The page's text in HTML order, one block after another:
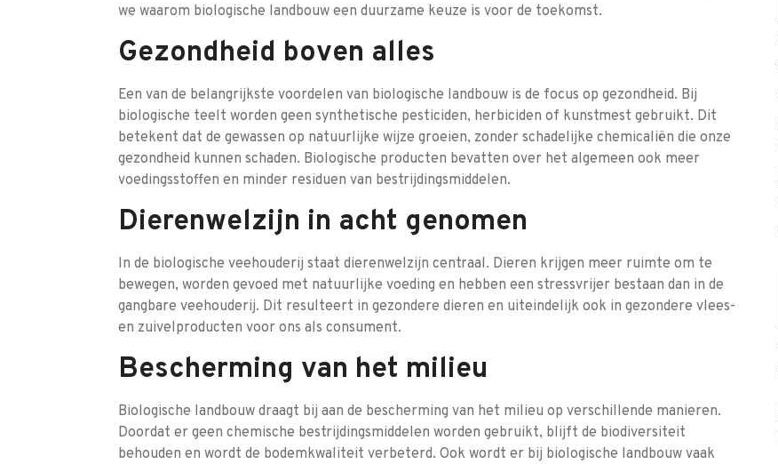
we waarom biologische landbouw een duurzame keuze is voor de toekomst.
Gezondheid boven alles
Een van de belangrijkste voordelen van biologische landbouw is de focus op gezondheid. Bij
biologische teelt worden geen synthetische pesticiden, herbiciden of kunstmest gebruikt. Dit
betekent dat de gewassen op natuurlijke wijze groeien, zonder schadelijke chemicaliën die onze
gezondheid kunnen schaden. Biologische producten bevatten over het algemeen ook meer
voedingsstoffen en minder residuen van bestrijdingsmiddelen.
Dierenwelzijn in acht genomen
In de biologische veehouderij staat dierenwelzijn centraal. Dieren krijgen meer ruimte om te
bewegen, worden gevoed met natuurlijke voeding en hebben een stressvrijer bestaan dan in de
gangbare veehouderij. Dit resulteert in gezondere dieren en uiteindelijk ook in gezondere vlees-
en zuivelproducten voor ons als consument.
Bescherming van het milieu
Biologische landbouw draagt bij aan de bescherming van het milieu op verschillende manieren.
Doordat er geen chemische bestrijdingsmiddelen worden gebruikt, blijft de biodiversiteit
behouden en wordt de bodemkwaliteit verbeterd. Ook wordt er bij biologische landbouw vaak